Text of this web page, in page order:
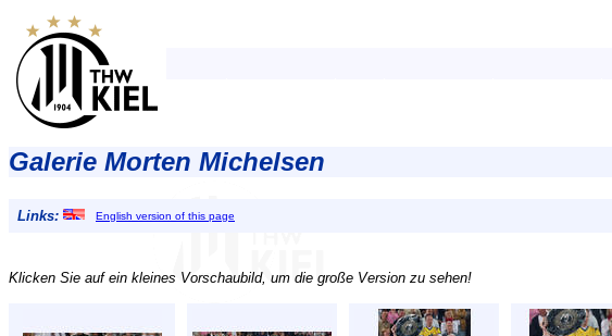
Galerie Morten Michelsen
Links: English version of this page
Klicken Sie auf ein kleines Vorschaubild, um die große Version zu sehen!